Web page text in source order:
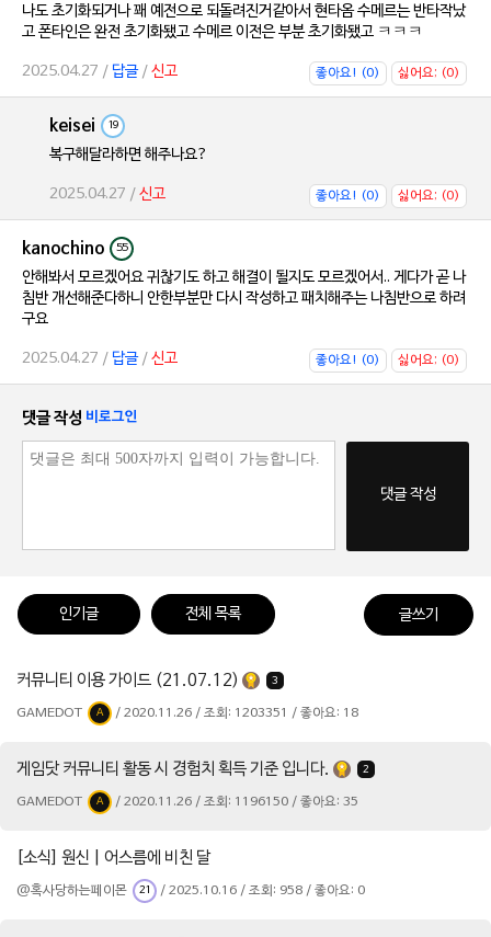
나도 초기화되거나 꽤 예전으로 되돌려진거같아서 현타옴 수메르는 반타작났
고 폰타인은 완전 초기화됐고 수메르 이전은 부분 초기화됐고 ㅋㅋㅋ
2025.04.27 / 답글/ 신고 좋아요! (0) 싫어요; (0)
keisei 19
복구해달라하면 해주나요?
2025.04.27 / 신고 좋아요! (0) 싫어요; (0)
kanochino 55
안해봐서 모르겠어요 귀찮기도 하고 해결이 될지도 모르겠어서.. 게다가 곧 나
침반 개선해준다하니 안한부분만 다시 작성하고 패치해주는 나침반으로 하려
구요
2025.04.27 / 답글/ 신고 좋아요! (0) 싫어요; (0)
댓글 작성 비로그인
댓글 작성
인기글 전체 목록 글쓰기
커뮤니티 이용 가이드 (21.07.12) 3
GAMEDOT A / 2020.11.26 / 조회: 1203351 / 좋아요: 18
게임닷 커뮤니티 활동 시 경험치 획득 기준 입니다. 2
GAMEDOT A / 2020.11.26 / 조회: 1196150 / 좋아요: 35
[소식] 원신 | 어스름에 비친 달
@혹사당하는페이몬 21 / 2025.10.16 / 조회: 958 / 좋아요: 0